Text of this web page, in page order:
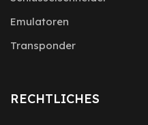
Emulatoren
Transponder
RECHTLICHES